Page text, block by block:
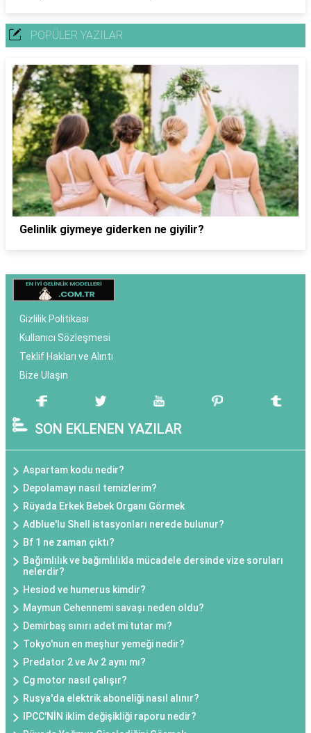
POPÜLER YAZILAR
Gelinlik giymeye giderken ne giyilir?
Gizlilik Politikası
Kullanıcı Sözleşmesi
Teklif Hakları ve Alıntı
Bize Ulaşın
SON EKLENEN YAZILAR
Aspartam kodu nedir?
Depolamayı nasıl temizlerim?
Rüyada Erkek Bebek Organı Görmek
Adblue'lu Shell istasyonları nerede bulunur?
Bf 1 ne zaman çıktı?
Bağımlılık ve bağımlılıkla mücadele dersinde vize soruları
nelerdir?
Hesiod ve humerus kimdir?
Maymun Cehennemi savaşı neden oldu?
Demirbaş sınırı adet mi tutar mı?
Tokyo'nun en meşhur yemeği nedir?
Predator 2 ve Av 2 aynı mı?
Cg motor nasıl çalışır?
Rusya'da elektrik aboneliği nasıl alınır?
IPCC'NİN iklim değişikliği raporu nedir?